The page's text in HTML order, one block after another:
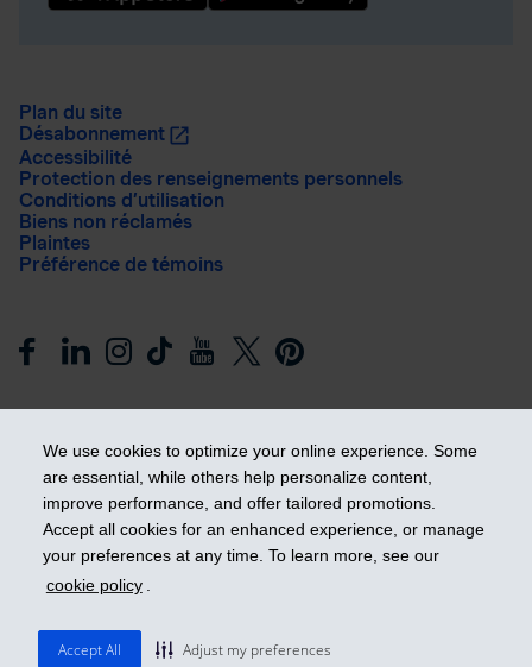
We use cookies to optimize your online experience. Some
are essential, while others help personalize content,
improve performance, and offer tailored promotions.
Accept all cookies for an enhanced experience, or manage
your preferences at any time. To learn more, see our
cookie policy .
Accept All Adjust my preferences
Plan du site
Désabonnement
Accessibilité
Protection des renseignements personnels
Conditions d’utilisation
Biens non réclamés
Plaintes
Préférence de témoins
Prendre les devants